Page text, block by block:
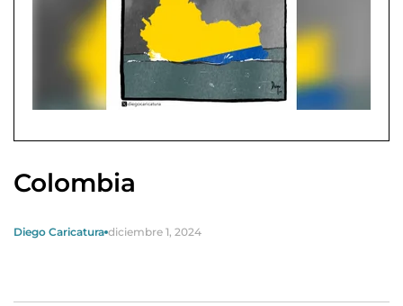
Colombia
Diego Caricatura diciembre 1, 2024